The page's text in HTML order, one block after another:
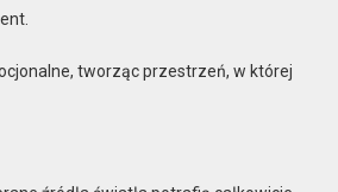
tworząc przestrzeń, w której